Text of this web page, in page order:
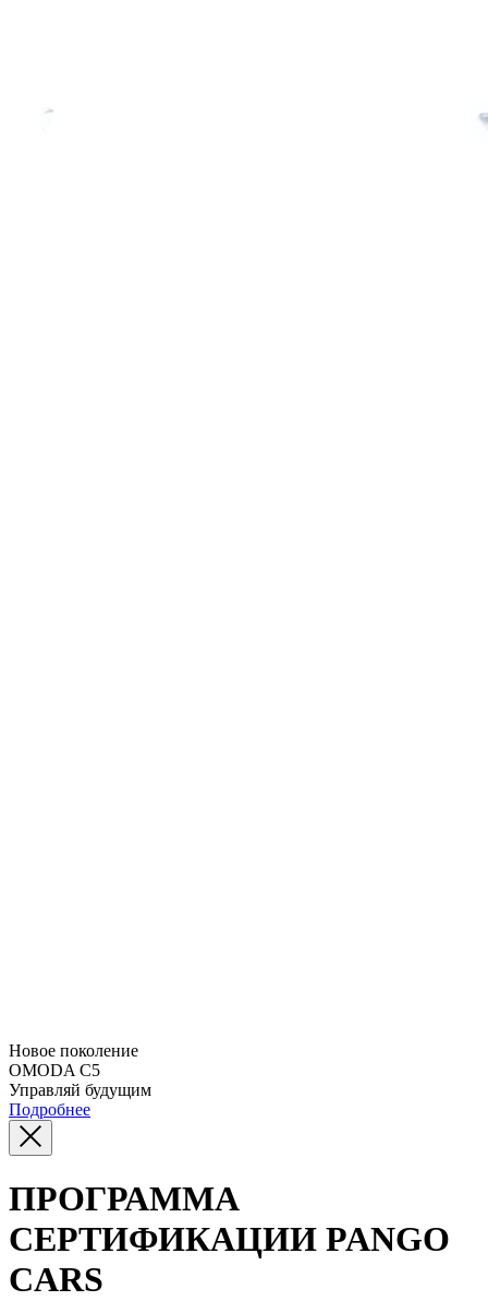
Новое поколение
OMODA C5
Управляй будущим
Подробнее
ПРОГРАММА
СЕРТИФИКАЦИИ PANGO
CARS